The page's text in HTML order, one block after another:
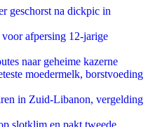
geschorst na dickpic in
afpersing 12-jarige
naar geheime kazerne
moedermelk, borstvoeding
in Zuid-Libanon, vergelding
slotklim en pakt tweede